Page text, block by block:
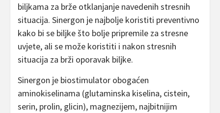
biljkama za brže otklanjanje navedenih stresnih
situacija. Sinergon je najbolje koristiti preventivno
kako bi se biljke što bolje pripremile za stresne
uvjete, ali se može koristiti i nakon stresnih
situacija za brži oporavak biljke.
Sinergon je biostimulator obogaćen
aminokiselinama (glutaminska kiselina, cistein,
serin, prolin, glicin), magnezijem, najbitnijim